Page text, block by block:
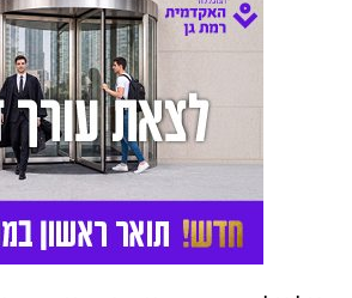
אליאל נזכרת ברגע מיוחד עם
מהזיכרונות הכי חזקים שנשארו
הנסיעה שלי ושלך באוטו בדרך